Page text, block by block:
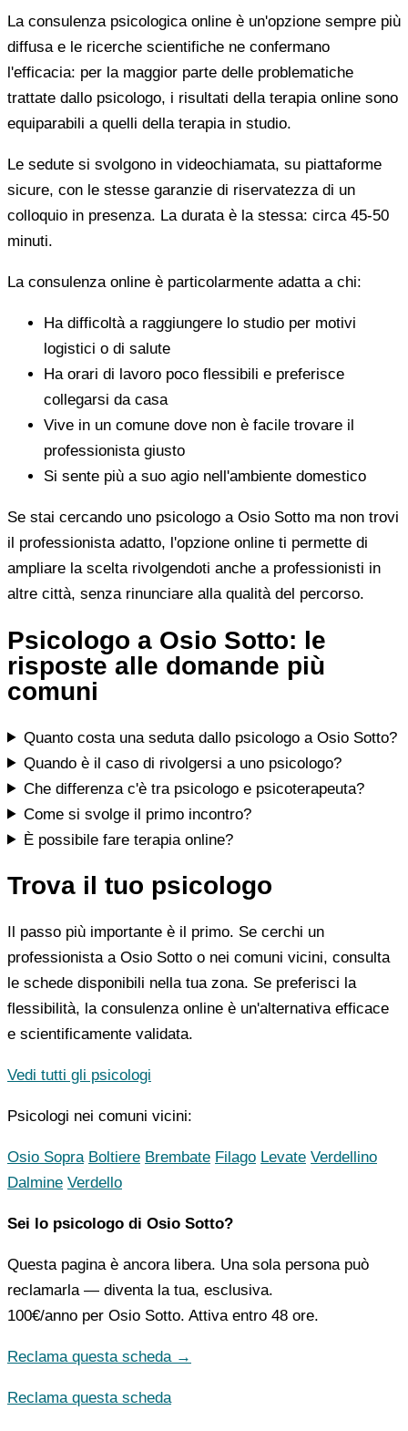
La consulenza psicologica online è un'opzione sempre più
diffusa e le ricerche scientifiche ne confermano
l'efficacia: per la maggior parte delle problematiche
trattate dallo psicologo, i risultati della terapia online sono
equiparabili a quelli della terapia in studio.
Le sedute si svolgono in videochiamata, su piattaforme
sicure, con le stesse garanzie di riservatezza di un
colloquio in presenza. La durata è la stessa: circa 45-50
minuti.
La consulenza online è particolarmente adatta a chi:
Ha difficoltà a raggiungere lo studio per motivi
logistici o di salute
Ha orari di lavoro poco flessibili e preferisce
collegarsi da casa
Vive in un comune dove non è facile trovare il
professionista giusto
Si sente più a suo agio nell'ambiente domestico
Se stai cercando uno psicologo a Osio Sotto ma non trovi
il professionista adatto, l'opzione online ti permette di
ampliare la scelta rivolgendoti anche a professionisti in
altre città, senza rinunciare alla qualità del percorso.
Psicologo a Osio Sotto: le
risposte alle domande più
comuni
Quanto costa una seduta dallo psicologo a Osio Sotto?
Quando è il caso di rivolgersi a uno psicologo?
Che differenza c'è tra psicologo e psicoterapeuta?
Come si svolge il primo incontro?
È possibile fare terapia online?
Trova il tuo psicologo
Il passo più importante è il primo. Se cerchi un
professionista a Osio Sotto o nei comuni vicini, consulta
le schede disponibili nella tua zona. Se preferisci la
flessibilità, la consulenza online è un'alternativa efficace
e scientificamente validata.
Vedi tutti gli psicologi
Psicologi nei comuni vicini:
Osio Sopra Boltiere Brembate Filago Levate Verdellino
Dalmine Verdello
Sei lo psicologo di Osio Sotto?
Questa pagina è ancora libera. Una sola persona può
reclamarla — diventa la tua, esclusiva.
100€/anno per Osio Sotto. Attiva entro 48 ore.
Reclama questa scheda →
Reclama questa scheda